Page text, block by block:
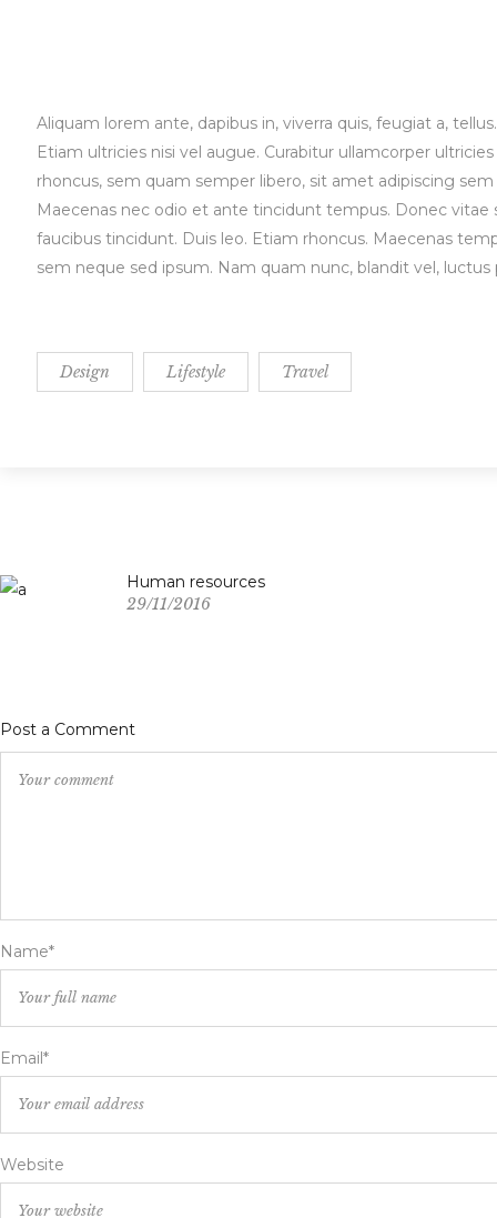
Aliquam lorem ante, dapibus in, viverra quis, feugiat a,
Etiam ultricies nisi vel augue. Curabitur ullamcorper
rhoncus, sem quam semper libero, sit amet adipiscing
Maecenas nec odio et ante tincidunt tempus. Donec
faucibus tincidunt. Duis leo. Etiam rhoncus. Maecenas
sem neque sed ipsum. Nam quam nunc, blandit vel,
Design Lifestyle Travel
Human resources
29/11/2016
Post a Comment
Name*
Email*
Website